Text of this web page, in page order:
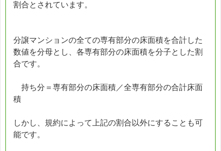
割合とされています。
分譲マンションの全ての専有部分の床面積を合計した
数値を分母とし、各専有部分の床面積を分子とした割
合です。
持ち分＝専有部分の床面積／全専有部分の合計床面
積
しかし、規約によって上記の割合以外にすることも可
能です。